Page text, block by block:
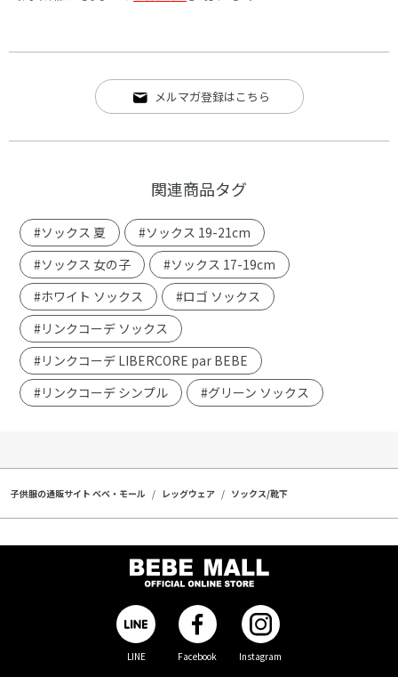
メルマガ登録はこちら
関連商品タグ
#ソックス 夏
#ソックス 19-21cm
#ソックス 女の子
#ソックス 17-19cm
#ホワイト ソックス
#ロゴ ソックス
#リンクコーデ ソックス
#リンクコーデ LIBERCORE par BEBE
#リンクコーデ シンプル
#グリーン ソックス
子供服の通販サイト ベベ・モール レッグウェア ソックス/靴下
LINE Facebook Instagram